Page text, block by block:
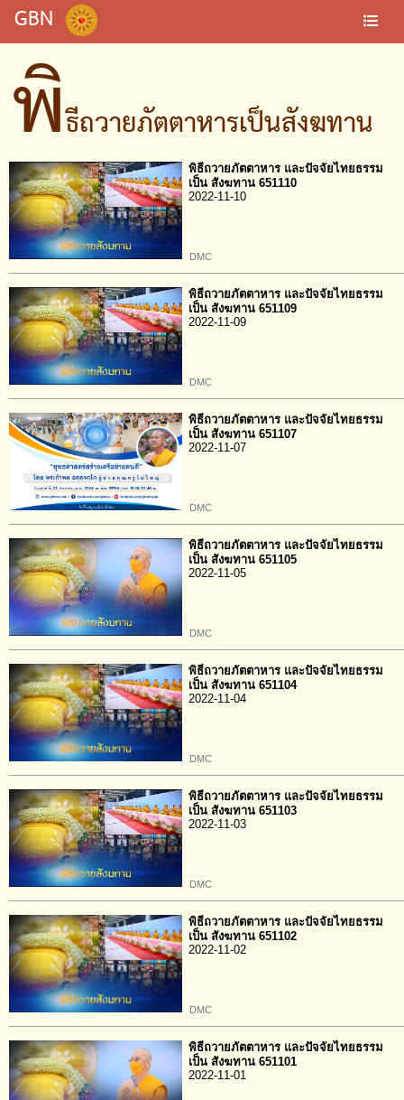
GBN
พิธีถวายภัตตาหารเป็นสังฆทาน
พิธีถวายภัตตาหาร และปัจจัยไทยธรรม
เป็น สังฆทาน 651110
2022-11-10
DMC
พิธีถวายภัตตาหาร และปัจจัยไทยธรรม
เป็น สังฆทาน 651109
2022-11-09
DMC
พิธีถวายภัตตาหาร และปัจจัยไทยธรรม
เป็น สังฆทาน 651107
2022-11-07
DMC
พิธีถวายภัตตาหาร และปัจจัยไทยธรรม
เป็น สังฆทาน 651105
2022-11-05
DMC
พิธีถวายภัตตาหาร และปัจจัยไทยธรรม
เป็น สังฆทาน 651104
2022-11-04
DMC
พิธีถวายภัตตาหาร และปัจจัยไทยธรรม
เป็น สังฆทาน 651103
2022-11-03
DMC
พิธีถวายภัตตาหาร และปัจจัยไทยธรรม
เป็น สังฆทาน 651102
2022-11-02
DMC
พิธีถวายภัตตาหาร และปัจจัยไทยธรรม
เป็น สังฆทาน 651101
2022-11-01